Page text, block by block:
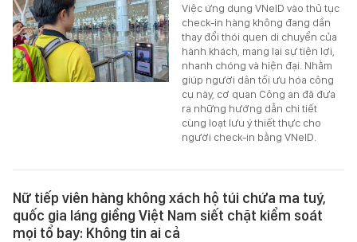
Việc ứng dụng VNeID vào thủ tục
check-in hàng không đang dần
thay đổi thói quen di chuyển của
hành khách, mang lại sự tiện lợi,
nhanh chóng và hiện đại. Nhằm
giúp người dân tối ưu hóa công
cụ này, cơ quan Công an đã đưa
ra những hướng dẫn chi tiết
cùng loạt lưu ý thiết thực cho
người check-in bằng VNeID.
Nữ tiếp viên hàng không xách hộ túi chứa ma tuý,
quốc gia láng giềng Việt Nam siết chặt kiểm soát
mọi tổ bay: Không tin ai cả